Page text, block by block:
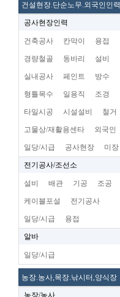
건설현장.단순노무.외국인인력
공사현장인력
건축공사 칸막이 용접
경량철골 동바리 설비
실내공사 페인트 방수
형틀목수 일용직 조경
타일시공 시설설비 철거
고물상/재활용센타 외국인
일당/시급 공사현장 미장
전기공사/조선소
설비 배관 기공 조공
케이블포설 전기공사
일당/시급 용접
알바
일당/시급
농장.농사,목장.낚시터,양식장
농장/농사